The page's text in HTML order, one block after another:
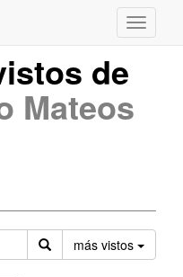
de
Mateos
más vistos